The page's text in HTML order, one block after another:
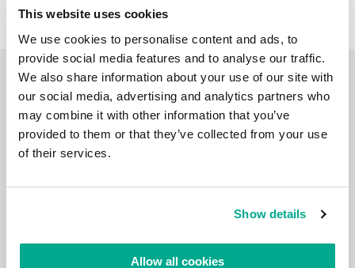
This website uses cookies
We use cookies to personalise content and ads, to
provide social media features and to analyse our traffic.
We also share information about your use of our site with
our social media, advertising and analytics partners who
may combine it with other information that you’ve
provided to them or that they’ve collected from your use
of their services.
Show details
Allow all cookies